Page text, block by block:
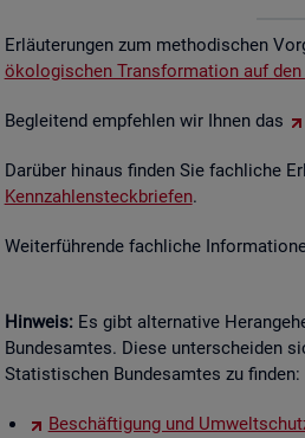
Er­läu­te­run­gen zum me­tho­di­schen
öko­lo­gi­schen Trans­for­ma­ti­on auf
Be­glei­tend emp­feh­len wir Ihnen das
Dar­über hin­aus fin­den Sie fach­li­che
Kenn­zah­len­steck­brie­fen.
Wei­ter­füh­ren­de fach­li­che
Hin­weis:Es gibt al­ter­na­ti­ve
Bun­des­am­tes. Diese un­ter­schei­den
Sta­tis­ti­schen Bun­des­am­tes zu fin­den:
Be­schäf­ti­gung und